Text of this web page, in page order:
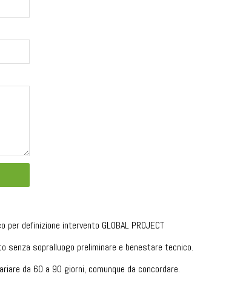
definizione intervento GLOBAL PROJECT
senza sopralluogo preliminare e benestare tecnico.
da 60 a 90 giorni, comunque da concordare.